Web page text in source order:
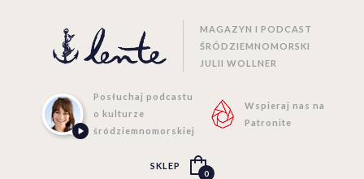
MAGAZYN I PODCAST
ŚRÓDZIEMNOMORSKI
JULII WOLLNER
Posłuchaj podcastu
o kulturze
śródziemnomorskiej
Wspieraj nas na
Patronite
SKLEP
0